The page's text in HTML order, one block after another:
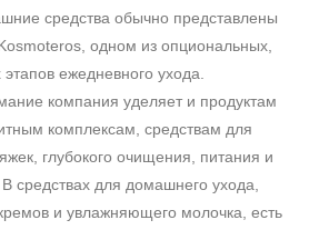
средства обычно представлены
, одном из опциональных,
ежедневного ухода.
компания уделяет и продуктам
комплексам, средствам для
глубокого очищения, питания и
средствах для домашнего ухода,
и увлажняющего молочка, есть